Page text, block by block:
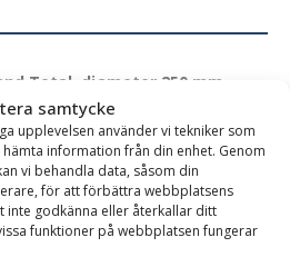
samtycke
upplevelsen använder vi tekniker som
information från din enhet. Genom
vi behandla data, såsom din
för att förbättra webbplatsens
inte godkänna eller återkallar ditt
funktioner på webbplatsen fungerar
Total, diameter 250 mm,
för gräs, sly och stammar upp
mm kan skäras, men tar då
klingan är vändbar och
riktad mot marken, vilket skyddar